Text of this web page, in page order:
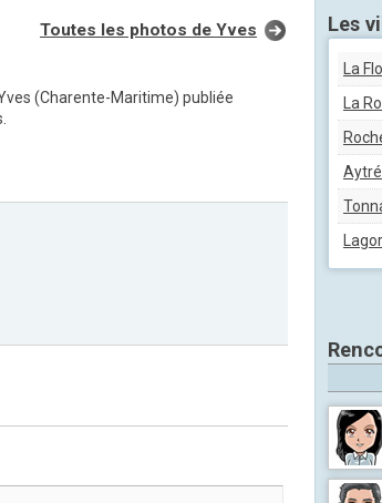
Toutes les photos de Yves
(Charente-Maritime) publiée
Les
La
La
Aytré